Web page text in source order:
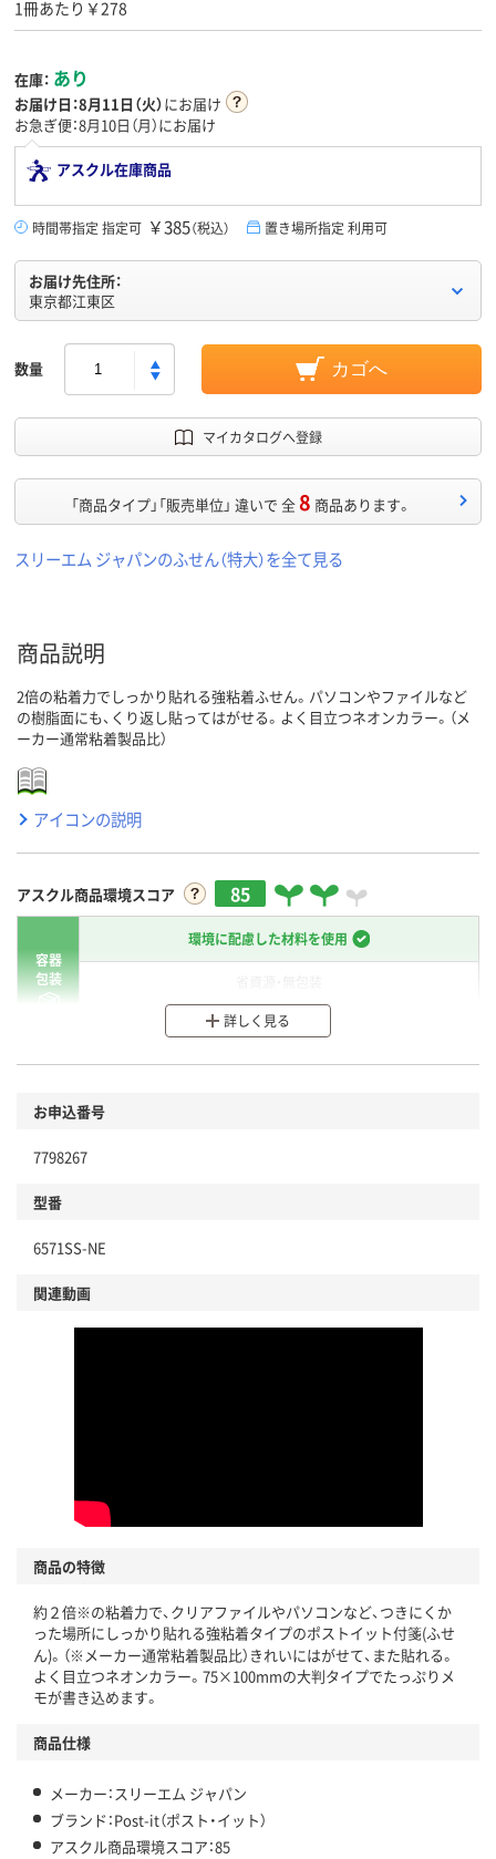
1冊あたり￥278
在庫： あり
お届け日：8月11日（火）にお届け
お急ぎ便：8月10日（月）にお届け
アスクル在庫商品
時間帯指定 指定可 ￥385（税込） 置き場所指定 利用可
お届け先住所：
東京都江東区
数量 カゴへ
マイカタログへ登録
「商品タイプ」「販売単位」 違いで 全8 商品あります。
スリーエム ジャパンのふせん（特大）を全て見る
商品説明
2倍の粘着力でしっかり貼れる強粘着ふせん。パソコンやファイルなど
の樹脂面にも、くり返し貼ってはがせる。よく目立つネオンカラー。（メ
ーカー通常粘着製品比）
アイコンの説明
アスクル商品環境スコア 85
容器
包装
環境に配慮した材料を使用
分別・リサイクルしやすい設計
商品
本体
仕組
詳しく見る
お申込番号
7798267
型番
6571SS-NE
関連動画
商品の特徴
約２倍※の粘着力で、クリアファイルやパソコンなど、つきにくか
った場所にしっかり貼れる強粘着タイプのポストイット付箋(ふせ
ん)。（※メーカー通常粘着製品比）きれいにはがせて、また貼れる。
よく目立つネオンカラー。75×100mmの大判タイプでたっぷりメ
モが書き込めます。
商品仕様
メーカー：スリーエム ジャパン
ブランド：Post-it（ポスト・イット）
アスクル商品環境スコア：85